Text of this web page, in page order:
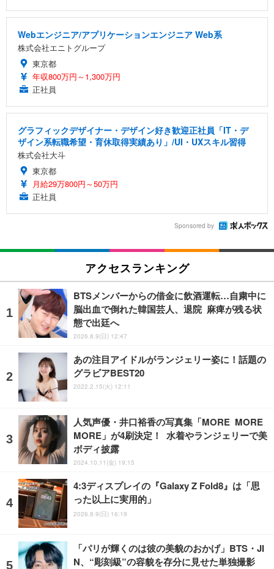
Webエンジニア/アプリケーションエンジニア Web系
株式会社エニトグループ
東京都
年収800万円～1,300万円
正社員
グラフィックデザイナー・デザイン好き歓迎正社員「IT・デ
ザイン系転職希望・育休取得実績あり」/UI・UXスキル習得
株式会社大斗
東京都
月給29万800円～50万円
正社員
Sponsored by
アクセスランキング
BTSメンバーからの借金に飲酒運転…自粛中に
脳出血で倒れた韓国芸人、退院 麻痺が残る状
態で出廷へ
2026.8.9(日) 12:47
あの注目アイドルがランジェリー姿に！話題の
グラビアBEST20
2022.2.15(火) 12:11
人気声優・井口裕香の写真集「MORE MORE
MORE」が4刷決定！ 水着やランジェリーで美
ボディ披露
2024.10.11(金) 19:15
4:3ディスプレイの『Galaxy Z Fold8』は「思
った以上に実用的」
2026.8.9(日) 16:19
「パリが輝くのは彼の美貌のおかげ」BTS・JI
N、“彫刻級”の容貌を存分に見せた単独撮影